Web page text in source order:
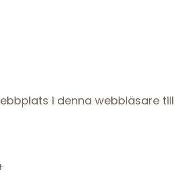
i denna webbläsare till